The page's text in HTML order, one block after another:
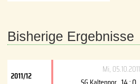
Bisherige Ergebnisse
2011/12
Mi, 05.10.2011